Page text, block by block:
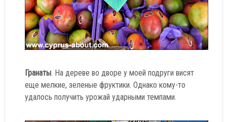
Гранаты. На дереве во дворе у моей подруги висят
еще мелкие, зеленые фруктики. Однако кому-то
удалось получить урожай ударными темпами.